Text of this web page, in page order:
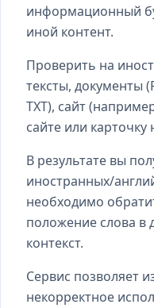
информационный
иной контент.
Проверить на
тексты, документы
TXT), сайт
сайте или карточку
В результате вы
иностранных/
необходимо
положение слова в
контекст.
Сервис позволяет
некорректное